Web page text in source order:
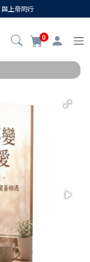
上帝同行
0